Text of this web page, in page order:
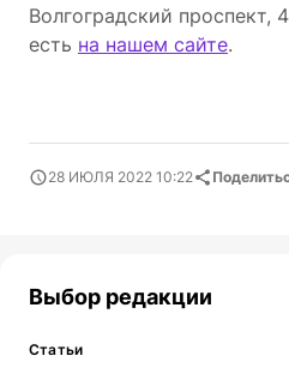
Волгоградский проспект,
есть на нашем сайте.
28 ИЮЛЯ 2022 10:22
Выбор редакции
Статьи